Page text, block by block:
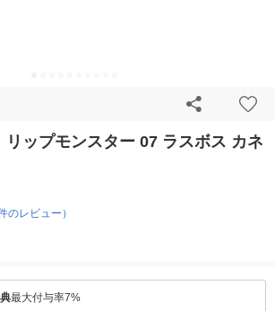
リップモンスター 07 ラスボス カネ
のレビュー）
最大付与率7%